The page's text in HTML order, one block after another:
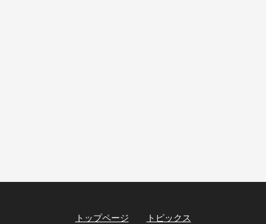
トップページ トピックス